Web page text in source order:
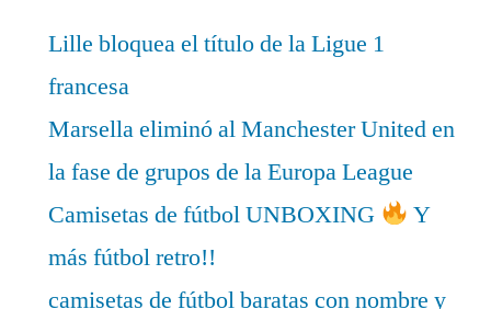
Lille bloquea el título de la Ligue 1
francesa
Marsella eliminó al Manchester United en
la fase de grupos de la Europa League
Camisetas de fútbol UNBOXING
Y
más fútbol retro!!
camisetas de fútbol baratas con nombre y